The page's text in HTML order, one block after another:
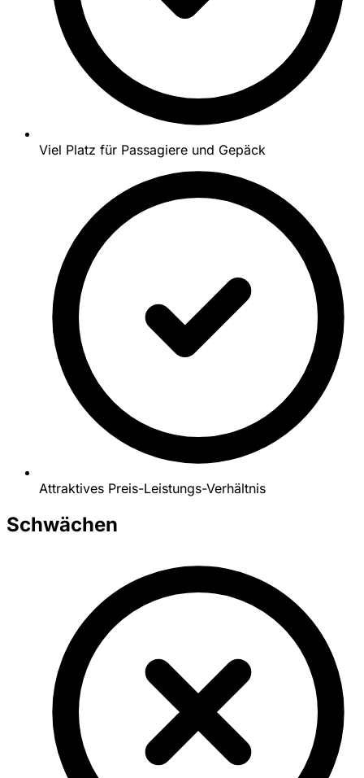
Viel Platz für Passagiere und Gepäck
Attraktives Preis-Leistungs-Verhältnis
Schwächen